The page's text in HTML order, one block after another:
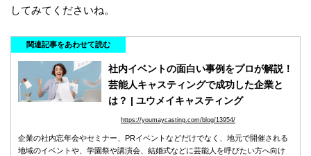
してみてくださいね。
関連記事をあわせて読む
社内イベントの面白い事例をプロが解説！
芸能人キャスティングで成功した企業と
は？ | ユウメイキャスティング
https://youmaycasting.com/blog/13954/
企業の社内忘年会やセミナー、PRイベントなどだけでなく、地元で開催される
地域のイベントや、学園祭や講演会、結婚式などに芸能人を呼びたい方へ向け